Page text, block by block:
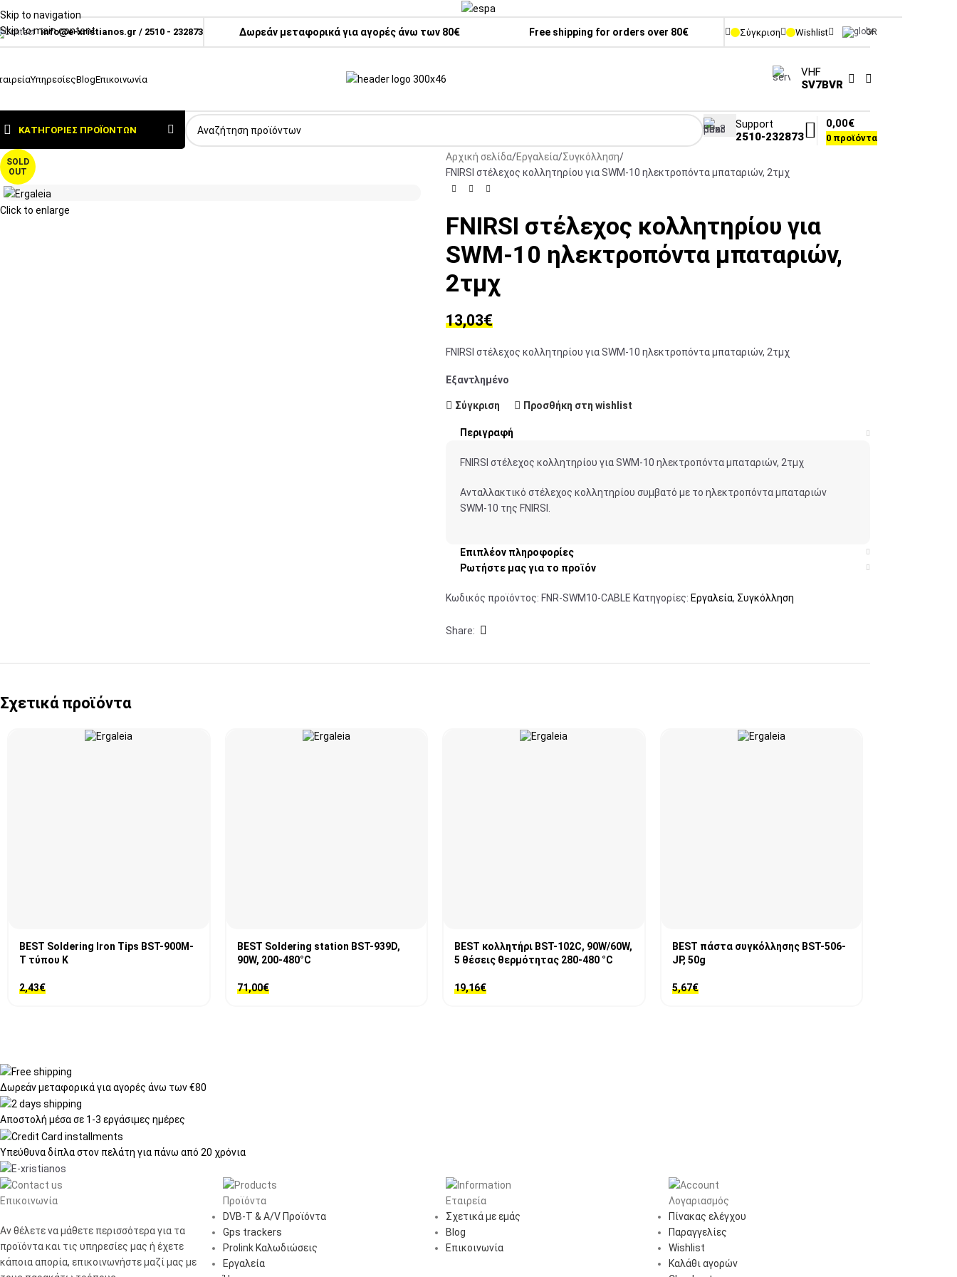
Skip to navigation
Skip to main content
info@e-xristianos.gr / 2510 - 232873 Δωρεάν μεταφορικά για αγορές άνω των 80€ Free shipping for orders over 80€ Σύγκριση Wishlist GR
ΥπηρεσίεςBlogΕπικοινωνία
VHF
SV7BVR
ΚΑΤΗΓΟΡΊΕΣ ΠΡΟΪΌΝΤΩΝ
Support
2510-232873
0 προϊόντα
0,00€
SOLD
OUT
Click to enlarge
Αρχική σελίδα Εργαλεία Συγκόλληση
FNIRSI στέλεχος κολλητηρίου για SWM-10 ηλεκτροπόντα μπαταριών, 2τμχ
FNIRSI στέλεχος κολλητηρίου για
SWM-10 ηλεκτροπόντα μπαταριών,
2τμχ
13,03€
FNIRSI στέλεχος κολλητηρίου για SWM-10 ηλεκτροπόντα μπαταριών, 2τμχ
Εξαντλημένο
Σύγκριση Προσθήκη στη wishlist
Περιγραφή
FNIRSI στέλεχος κολλητηρίου για SWM-10 ηλεκτροπόντα μπαταριών, 2τμχ
Ανταλλακτικό στέλεχος κολλητηρίου συμβατό με το ηλεκτροπόντα μπαταριών
SWM-10 της FNIRSI.
Επιπλέον πληροφορίες
Ρωτήστε μας για το προϊόν
Κωδικός προϊόντος: FNR-SWM10-CABLE Κατηγορίες: Εργαλεία, Συγκόλληση
Share:
Σχετικά προϊόντα
BEST Soldering Iron Tips BST-900M-
T τύπου K
2,43€
BEST Soldering station BST-939D,
90W, 200-480°C
71,00€
BEST κολλητήρι BST-102C, 90W/60W,
5 θέσεις θερμότητας 280-480 °C
19,16€
BEST πάστα συγκόλλησης BST-506-
JP, 50g
5,67€
Δωρεάν μεταφορικάγια αγορές άνω των €80
Αποστολή μέσα σε 1-3 εργάσιμες ημέρες
Υπεύθυνα δίπλα στον πελάτη για πάνω από 20 χρόνια
Επικοινωνία
Αν θέλετε να μάθετε περισσότερα για τα
προϊόντα και τις υπηρεσίες μας ή έχετε
κάποια απορία, επικοινωνήστε μαζί μας με
Προϊόντα
DVB-T & A/V Προϊόντα
Gps trackers
Prolink Καλωδιώσεις
Εργαλεία
Εταιρεία
Σχετικά με εμάς
Blog
Επικοινωνία
Λογαριασμός
Πίνακας ελέγχου
Παραγγελίες
Wishlist
Καλάθι αγορών